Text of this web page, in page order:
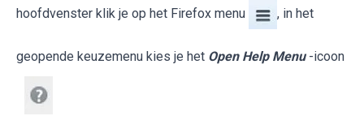
hoofdvenster klik je op het Firefox menu , in het
geopende keuzemenu kies je het Open Help Menu -icoon